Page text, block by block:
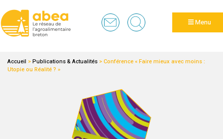
Menu
Accueil >Publications & Actualités >Conférence « Faire mieux avec moins :
Utopie ou Réalité ? »